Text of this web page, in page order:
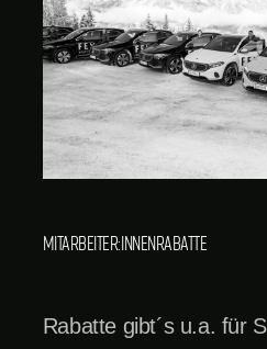
Mitarbeiter:innenrabatte
Rabatte gibt´s u.a. für